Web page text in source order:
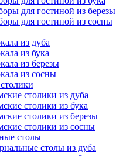
для гостиной из березы
для гостиной из сосны
из дуба
из бука
из березы
из сосны
столики из дуба
столики из бука
столики из березы
столики из сосны
столы
столы из дуба